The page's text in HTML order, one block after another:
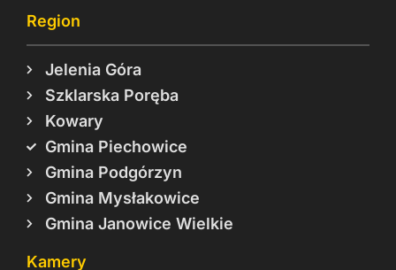
Region
Jelenia Góra
Szklarska Poręba
Kowary
Gmina Piechowice
Gmina Podgórzyn
Gmina Mysłakowice
Gmina Janowice Wielkie
Kamery